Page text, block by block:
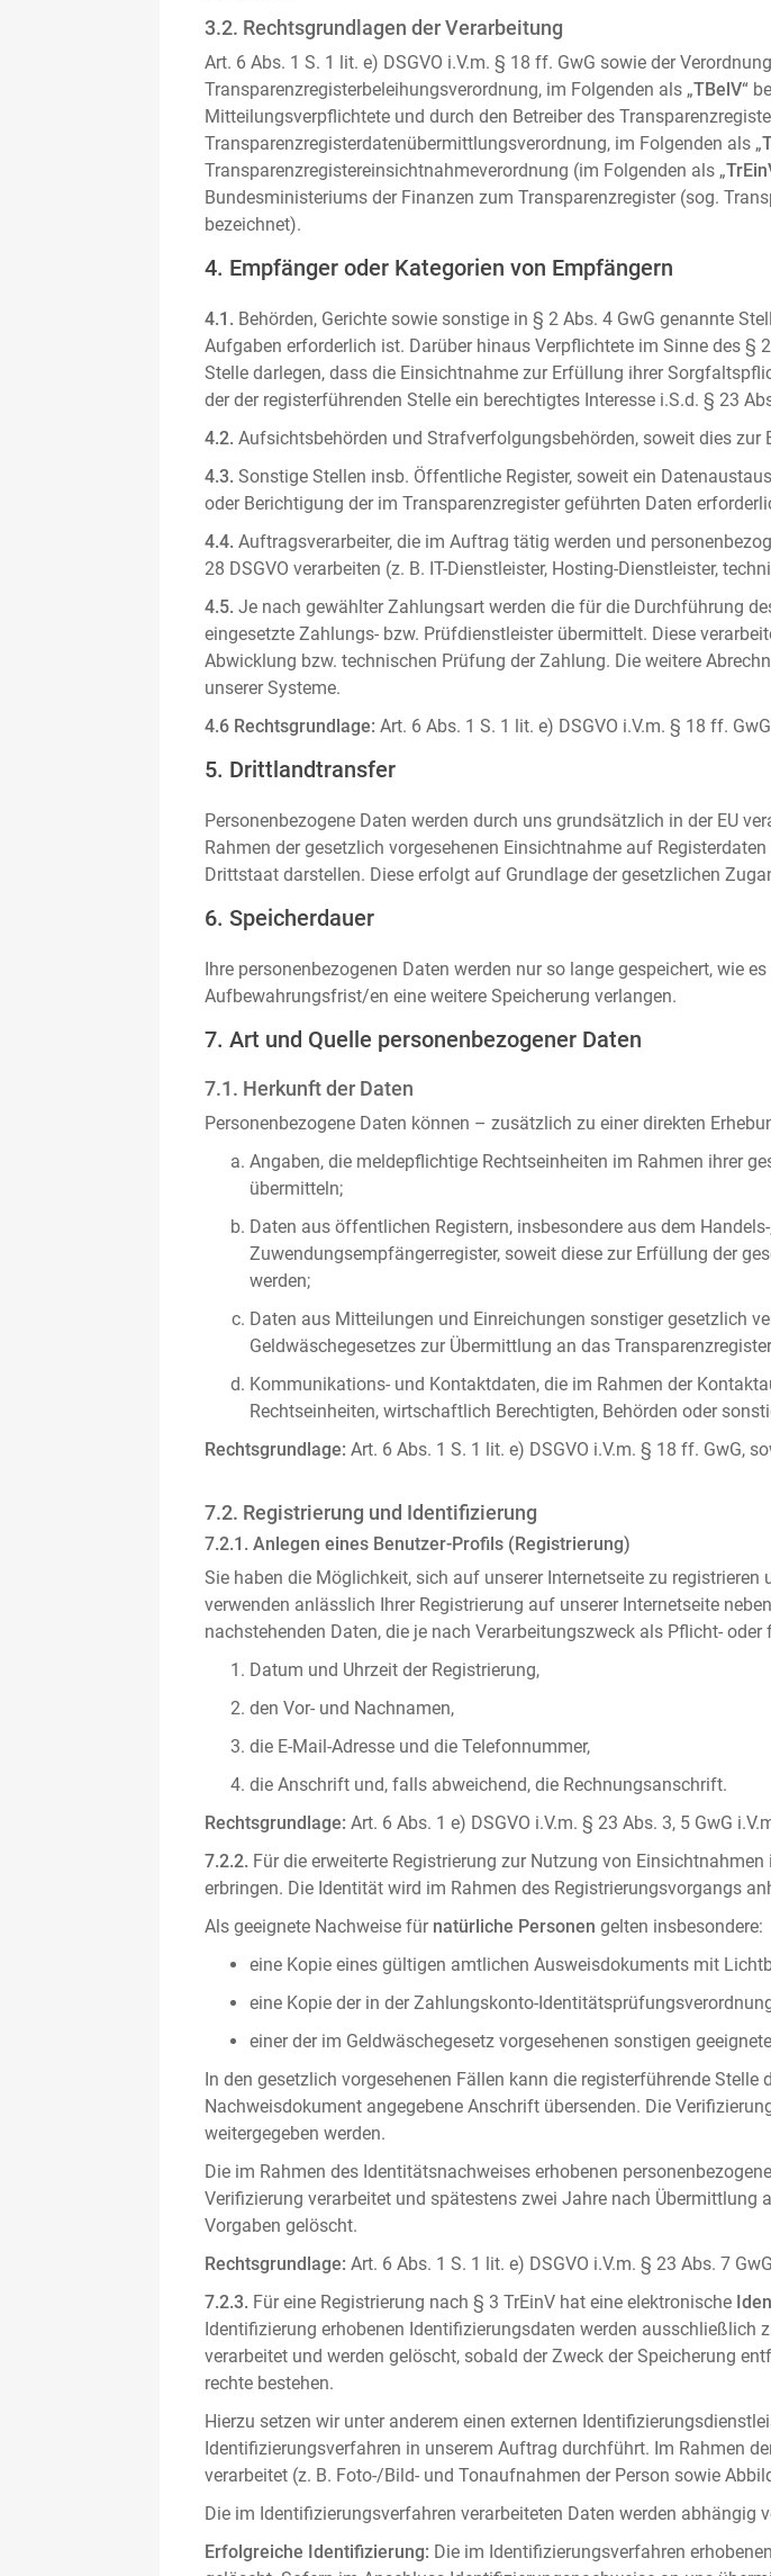
3.2. Rechtsgrundlagen der Verarbeitung
Art. 6 Abs. 1 S. 1 lit. e) DSGVO i.V.m. § 18 ff. GwG sowie der
Transparenzregisterbeleihungsverordnung, im Folgenden als „TBelV“
Mitteilungsverpflichtete und durch den Betreiber des
Transparenzregisterdatenübermittlungsverordnung, im Folgenden als „
Transparenzregistereinsichtnahmeverordnung (im Folgenden als „
Bundesministeriums der Finanzen zum Transparenzregister (sog.
bezeichnet).
4. Empfänger oder Kategorien von Empfängern
4.1. Behörden, Gerichte sowie sonstige in § 2 Abs. 4 GwG genannte
Aufgaben erforderlich ist. Darüber hinaus Verpflichtete im Sinne des §
Stelle darlegen, dass die Einsichtnahme zur Erfüllung ihrer
der der registerführenden Stelle ein berechtigtes Interesse i.S.d. § 23
4.2. Aufsichtsbehörden und Strafverfolgungsbehörden, soweit dies
4.3. Sonstige Stellen insb. Öffentliche Register, soweit ein
oder Berichtigung der im Transparenzregister geführten Daten
4.4. Auftragsverarbeiter, die im Auftrag tätig werden und
28 DSGVO verarbeiten (z. B. IT-Dienstleister, Hosting-Dienstleister,
4.5. Je nach gewählter Zahlungsart werden die für die Durchführung
eingesetzte Zahlungs- bzw. Prüfdienstleister übermittelt. Diese
Abwicklung bzw. technischen Prüfung der Zahlung. Die weitere
unserer Systeme.
4.6 Rechtsgrundlage: Art. 6 Abs. 1 S. 1 lit. e) DSGVO i.V.m. § 18 ff.
5. Drittlandtransfer
Personenbezogene Daten werden durch uns grundsätzlich in der EU
Rahmen der gesetzlich vorgesehenen Einsichtnahme auf
Drittstaat darstellen. Diese erfolgt auf Grundlage der gesetzlichen
6. Speicherdauer
Ihre personenbezogenen Daten werden nur so lange gespeichert, wie
Aufbewahrungsfrist/en eine weitere Speicherung verlangen.
7. Art und Quelle personenbezogener Daten
7.1. Herkunft der Daten
Personenbezogene Daten können – zusätzlich zu einer direkten
Angaben, die meldepflichtige Rechtseinheiten im Rahmen ihrer
übermitteln;
Daten aus öffentlichen Registern, insbesondere aus dem
Zuwendungsempfängerregister, soweit diese zur Erfüllung der
werden;
Daten aus Mitteilungen und Einreichungen sonstiger gesetzlich
Geldwäschegesetzes zur Übermittlung an das
Kommunikations- und Kontaktdaten, die im Rahmen der
Rechtseinheiten, wirtschaftlich Berechtigten, Behörden oder
Rechtsgrundlage: Art. 6 Abs. 1 S. 1 lit. e) DSGVO i.V.m. § 18 ff. GwG,
7.2. Registrierung und Identifizierung
7.2.1. Anlegen eines Benutzer-Profils (Registrierung)
Sie haben die Möglichkeit, sich auf unserer Internetseite zu
verwenden anlässlich Ihrer Registrierung auf unserer Internetseite
nachstehenden Daten, die je nach Verarbeitungszweck als Pflicht-
Datum und Uhrzeit der Registrierung,
den Vor- und Nachnamen,
die E-Mail-Adresse und die Telefonnummer,
die Anschrift und, falls abweichend, die Rechnungsanschrift.
Rechtsgrundlage: Art. 6 Abs. 1 e) DSGVO i.V.m. § 23 Abs. 3, 5 GwG
7.2.2. Für die erweiterte Registrierung zur Nutzung von
erbringen. Die Identität wird im Rahmen des Registrierungsvorgangs
Als geeignete Nachweise für natürliche Personen gelten insbesondere:
eine Kopie eines gültigen amtlichen Ausweisdokuments mit
eine Kopie der in der Zahlungskonto-
einer der im Geldwäschegesetz vorgesehenen sonstigen
In den gesetzlich vorgesehenen Fällen kann die registerführende
Nachweisdokument angegebene Anschrift übersenden. Die
weitergegeben werden.
Die im Rahmen des Identitätsnachweises erhobenen
Verifizierung verarbeitet und spätestens zwei Jahre nach Übermittlung
Vorgaben gelöscht.
Rechtsgrundlage: Art. 6 Abs. 1 S. 1 lit. e) DSGVO i.V.m. § 23 Abs. 7
7.2.3. Für eine Registrierung nach § 3 TrEinV hat eine elektronische
Identifizierung erhobenen Identifizierungsdaten werden
verarbeitet und werden gelöscht, sobald der Zweck der Speicherung
rechte bestehen.
Hierzu setzen wir unter anderem einen externen
Identifizierungsverfahren in unserem Auftrag durchführt. Im Rahmen
verarbeitet (z. B. Foto-/Bild- und Tonaufnahmen der Person sowie
Die im Identifizierungsverfahren verarbeiteten Daten werden abhängig
Erfolgreiche Identifizierung: Die im Identifizierungsverfahren